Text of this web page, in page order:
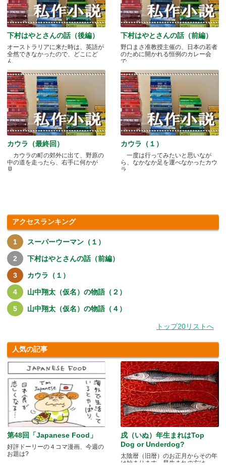
下村はやとさんの話（後編）
オーストラリアに来た時は、英語が
全然できなかったので、どこにど
ん.....
下村はやとさんの話（前編）
野口まさ准教授主催の、日本の若者
のために開かれる恒例のカレー会
で.....
カウラ（最終回）
カウラの町の郊外に出て、野原の
中の道を走ったら、右手に何かが
見.....
カウラ（１）
一度は行ってみたいと思いなが
ら、なかなか足を運べなかったカウ
ラ.....
アクセスランキング
スーパーウーマン（１）
下村はやとさんの話（前編）
カウラ（１）
山中翔太（仮名）の物語（２）
山中翔太（仮名）の物語（４）
トップ20リストへ
人気の記事
第48回「Japanese Food」
好評ドーリーの４コマ漫画、今週の
お題は?
戌（いぬ）年生まれはTop
Dog or Underdog?
太陰暦（旧暦）のお正月からその年
は始まります。早生まれの方は.....